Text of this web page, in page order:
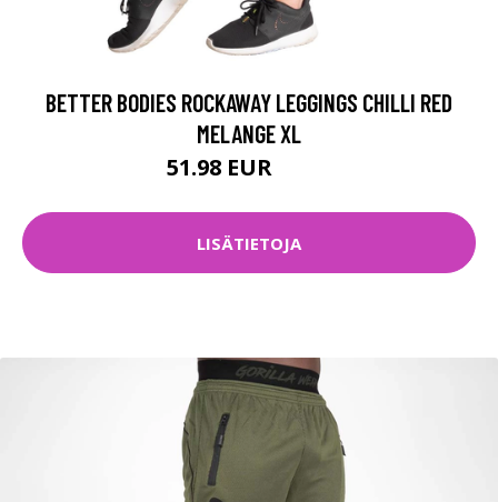
BETTER BODIES ROCKAWAY LEGGINGS CHILLI RED
MELANGE XL
51.98 EUR
LISÄTIETOJA